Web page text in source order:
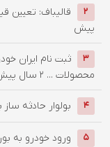
2 قالیباف: تعیین
پیش
3
محصولات ... 2 سال پیش
4 بولوار حادثه ساز
5 ورود خودرو به